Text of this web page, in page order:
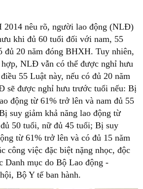
nêu rõ, người lao động (NLĐ)
khi đủ 60 tuổi đối với nam, 55
đủ 20 năm đóng BHXH. Tuy nhiên,
NLĐ vẫn có thể được nghỉ hưu
55 Luật này, nếu có đủ 20 năm
sẽ được nghỉ hưu trước tuổi nếu: Bị
động từ 61% trở lên và nam đủ 55
suy giảm khả năng lao động từ
50 tuổi, nữ đủ 45 tuổi; Bị suy
từ 61% trở lên và có đủ 15 năm
công việc đặc biệt nặng nhọc, độc
Danh mục do Bộ Lao động -
Bộ Y tế ban hành.